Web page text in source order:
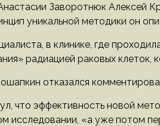
Заворотнюк Алексей
уникальной методики он
в клинике, где
радиацией раковых клеток,
отказался
что эффективность новой
исследовании, «а уже потом